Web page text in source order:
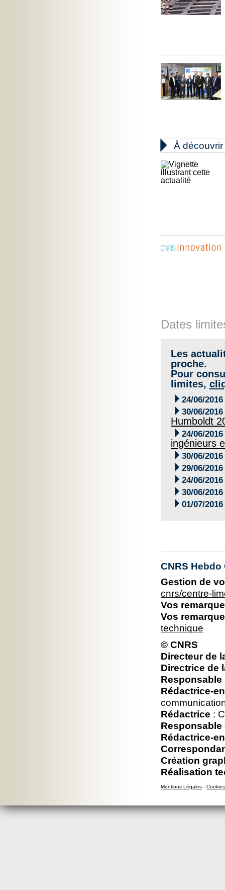
 À découvrir
Dates
Les
proche.
Pour
limites,
 24/06/2016
 30/06/2016
Humboldt
 24/06/2016
ingénieurs
 30/06/2016
 29/06/2016
 24/06/2016
 30/06/2016
 01/07/2016
CNRS
Gestion de
cnrs/centre-
Vos
Vos
technique
© CNRS
Directeur de
Directrice de
Rédactrice-
Rédactrice :
Rédactrice-
Création
Réalisation
Mentions Légales - Cookies